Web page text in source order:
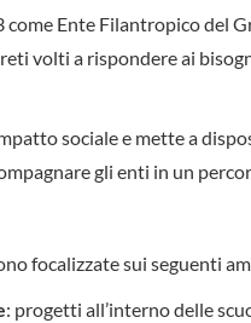
come Ente Filantropico del
volti a rispondere ai
sociale e mette a
gli enti in un
focalizzate sui seguenti
: progetti all’interno delle